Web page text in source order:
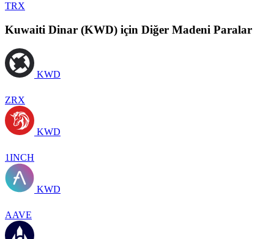
TRX
Kuwaiti Dinar (KWD) için Diğer Madeni Paralar
KWD
ZRX
KWD
1INCH
KWD
AAVE